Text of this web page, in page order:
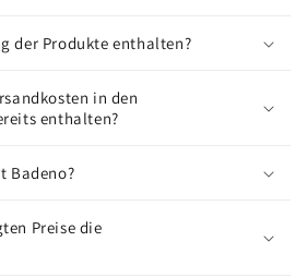
der Produkte enthalten?
in den
enthalten?
Badeno?
Preise die